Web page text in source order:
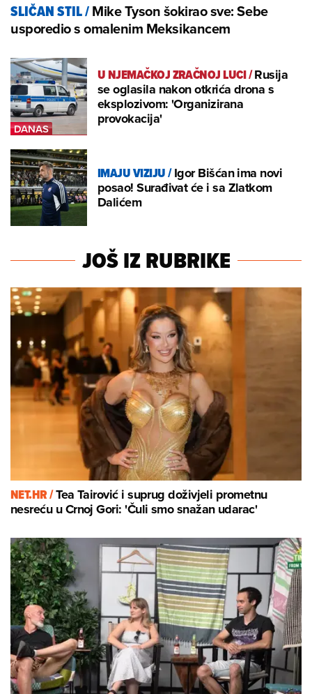
SLIČAN STIL/Mike Tyson šokirao sve: Sebe
usporedio s omalenim Meksikancem
U NJEMAČKOJ ZRAČNOJ LUCI/Rusija
se oglasila nakon otkrića drona s
eksplozivom: 'Organizirana
provokacija'
IMAJU VIZIJU/Igor Bišćan ima novi
posao! Surađivat će i sa Zlatkom
Dalićem
JOŠ IZ RUBRIKE
NET.HR /Tea Tairović i suprug doživjeli prometnu
nesreću u Crnoj Gori: 'Čuli smo snažan udarac'